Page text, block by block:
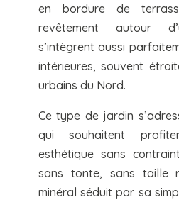
en bordure de
revêtement autour
s’intègrent aussi
intérieures, souvent
urbains du Nord.
Ce type de jardin
qui souhaitent
esthétique sans
sans tonte, sans taille
minéral séduit par sa